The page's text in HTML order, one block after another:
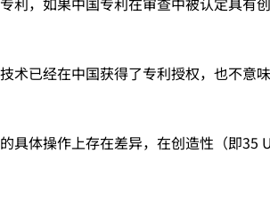
术已经在中国获得了专利授权，也不意
具体操作上存在差异，在创造性（即35